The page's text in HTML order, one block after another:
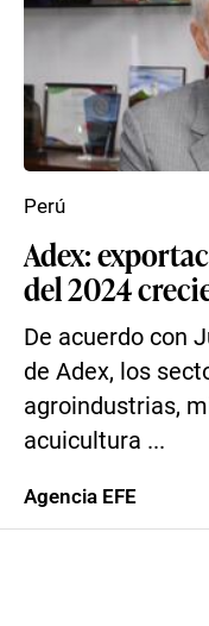
Adex:
del 2024
De acuerdo con
de Adex, los
agroindustrias,
acuicultura ...
Perú
Agencia EFE